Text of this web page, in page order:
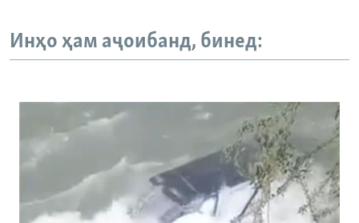
Инҳо ҳам аҷоибанд, бинед: